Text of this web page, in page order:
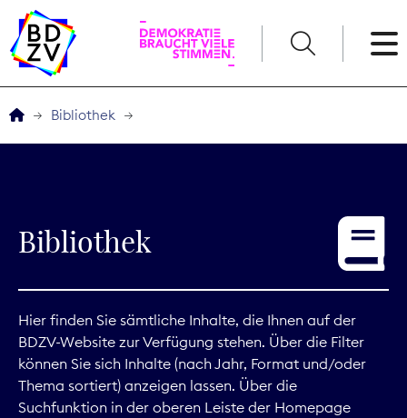
Service
Digitales
Kommunikation
Bibliothek
Bibliothek
Hier finden Sie sämtliche Inhalte, die Ihnen auf der
BDZV-Website zur Verfügung stehen. Über die Filter
können Sie sich Inhalte (nach Jahr, Format und/oder
Thema sortiert) anzeigen lassen. Über die
Suchfunktion in der oberen Leiste der Homepage